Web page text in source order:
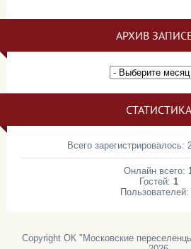
АРХИВ
СТАТИСТИКА
Всего зарегистрировалось:
Онлайн всего:
Гостей: 1
Пользователей:
Copyright ОК "Московские